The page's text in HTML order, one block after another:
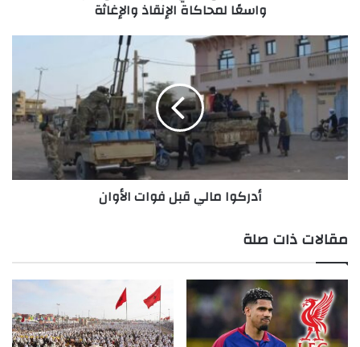
والإغاثة
واسعًا لمحاكاة الإنقاذ والإغاثة
أدركوا
مالي
قبل
فوات
الأوان
أدركوا مالي قبل فوات الأوان
مقالات ذات صلة